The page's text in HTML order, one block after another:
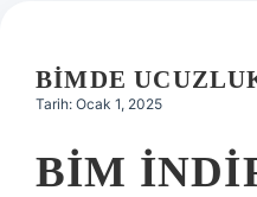
Hakkımızda
BIMDE
Tarih: Ocak 1, 2025
BİM